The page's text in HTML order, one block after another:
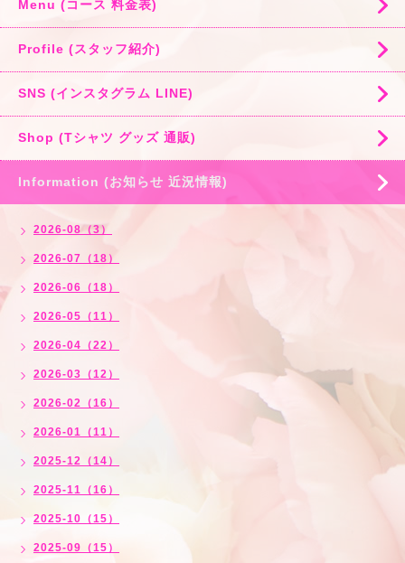
Menu (コース 料金表)
Profile (スタッフ紹介)
SNS (インスタグラム LINE)
Shop (Tシャツ グッズ 通販)
Information (お知らせ 近況情報)
2026-08（3）
2026-07（18）
2026-06（18）
2026-05（11）
2026-04（22）
2026-03（12）
2026-02（16）
2026-01（11）
2025-12（14）
2025-11（16）
2025-10（15）
2025-09（15）